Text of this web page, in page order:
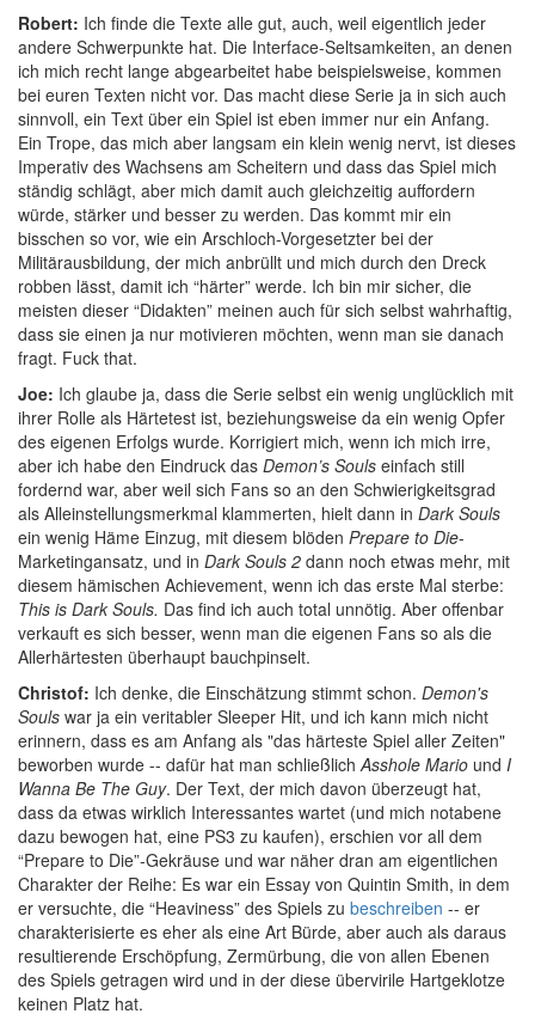
Robert: Ich finde die Texte alle gut, auch, weil eigentlich jeder
andere Schwerpunkte hat. Die Interface-Seltsamkeiten, an denen
ich mich recht lange abgearbeitet habe beispielsweise, kommen
bei euren Texten nicht vor. Das macht diese Serie ja in sich auch
sinnvoll, ein Text über ein Spiel ist eben immer nur ein Anfang.
Ein Trope, das mich aber langsam ein klein wenig nervt, ist dieses
Imperativ des Wachsens am Scheitern und dass das Spiel mich
ständig schlägt, aber mich damit auch gleichzeitig auffordern
würde, stärker und besser zu werden. Das kommt mir ein
bisschen so vor, wie ein Arschloch-Vorgesetzter bei der
Militärausbildung, der mich anbrüllt und mich durch den Dreck
robben lässt, damit ich “härter” werde. Ich bin mir sicher, die
meisten dieser “Didakten” meinen auch für sich selbst wahrhaftig,
dass sie einen ja nur motivieren möchten, wenn man sie danach
fragt. Fuck that.
Joe: Ich glaube ja, dass die Serie selbst ein wenig unglücklich mit
ihrer Rolle als Härtetest ist, beziehungsweise da ein wenig Opfer
des eigenen Erfolgs wurde. Korrigiert mich, wenn ich mich irre,
aber ich habe den Eindruck das Demon’s Souls einfach still
fordernd war, aber weil sich Fans so an den Schwierigkeitsgrad
als Alleinstellungsmerkmal klammerten, hielt dann in Dark Souls
ein wenig Häme Einzug, mit diesem blöden Prepare to Die-
Marketingansatz, und in Dark Souls 2 dann noch etwas mehr, mit
diesem hämischen Achievement, wenn ich das erste Mal sterbe:
This is Dark Souls. Das find ich auch total unnötig. Aber offenbar
verkauft es sich besser, wenn man die eigenen Fans so als die
Allerhärtesten überhaupt bauchpinselt.
Christof: Ich denke, die Einschätzung stimmt schon. Demon's
Souls war ja ein veritabler Sleeper Hit, und ich kann mich nicht
erinnern, dass es am Anfang als "das härteste Spiel aller Zeiten"
beworben wurde -- dafür hat man schließlichAsshole Mario und I
Wanna Be The Guy. Der Text, der mich davon überzeugt hat,
dass da etwas wirklich Interessantes wartet (und mich notabene
dazu bewogen hat, eine PS3 zu kaufen), erschien vor all dem
“Prepare to Die”-Gekräuse und war näher dran am eigentlichen
Charakter der Reihe: Es war ein Essay von Quintin Smith, in dem
er versuchte, die “Heaviness” des Spiels zu beschreiben -- er
charakterisierte es eher als eine Art Bürde, aber auch als daraus
resultierende Erschöpfung, Zermürbung, die von allen Ebenen
des Spiels getragen wird und in der diese übervirile Hartgeklotze
keinen Platz hat.